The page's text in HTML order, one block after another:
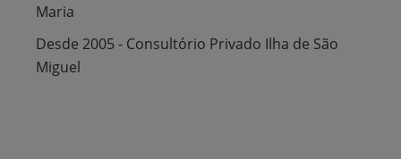
Maria
Desde 2005 - Consultório Privado Ilha de São
Miguel